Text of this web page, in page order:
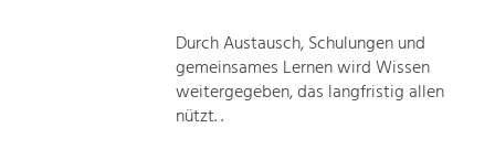
Durch Austausch, Schulungen und
gemeinsames Lernen wird Wissen
weitergegeben, das langfristig allen
nützt. .